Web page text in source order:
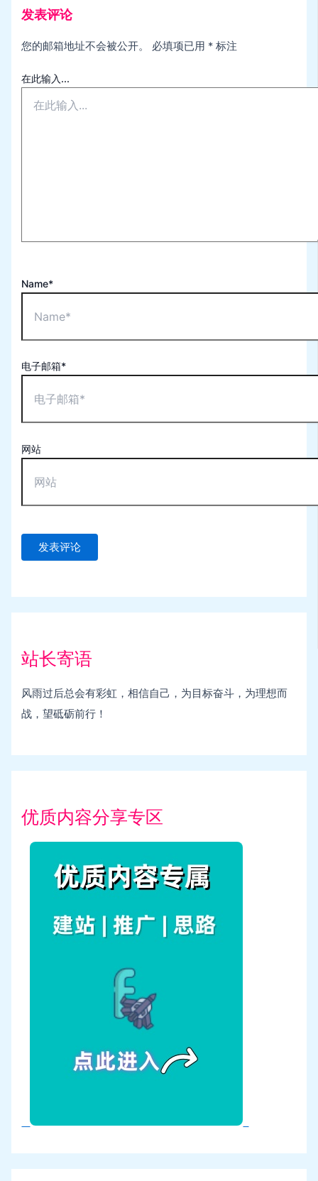
发表评论
您的邮箱地址不会被公开。 必填项已用 * 标注
在此输入...
Name*
电子邮箱*
网站
站长寄语
风雨过后总会有彩虹，相信自己，为目标奋斗，为理想而
战，望砥砺前行！
优质内容分享专区